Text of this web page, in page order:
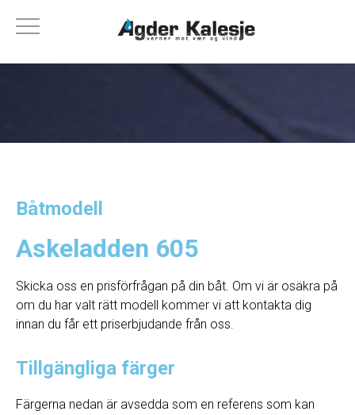
Båtmodell
Askeladden 605
Skicka oss en prisförfrågan på din båt. Om vi ​​är osäkra på
om du har valt rätt modell kommer vi att kontakta dig
innan du får ett priserbjudande från oss.
Tillgängliga färger
Färgerna nedan är avsedda som en referens som kan